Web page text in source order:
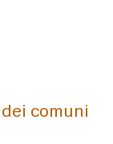
comuni